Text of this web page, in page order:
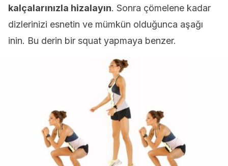
kalçalarınızla hizalayın. Sonra çömelene kadar
dizlerinizi esnetin ve mümkün olduğunca aşağı
inin. Bu derin bir squat yapmaya benzer.